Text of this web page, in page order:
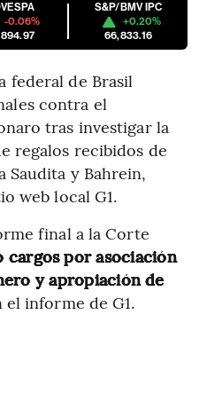
-0.06%
S&P/BMV IPC
+0.20%
66,833.16
federal de Brasil
contra el
tras investigar la
regalos recibidos de
Saudita y Bahrein,
web local G1.
final a la Corte
cargos por asociación
y apropiación de
el informe de G1.